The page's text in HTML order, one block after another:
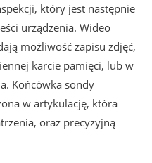
który jest następnie
urządzenia. Wideo
możliwość zapisu zdjęć,
karcie pamięci, lub w
Końcówka sondy
w artykulację, która
oraz precyzyjną